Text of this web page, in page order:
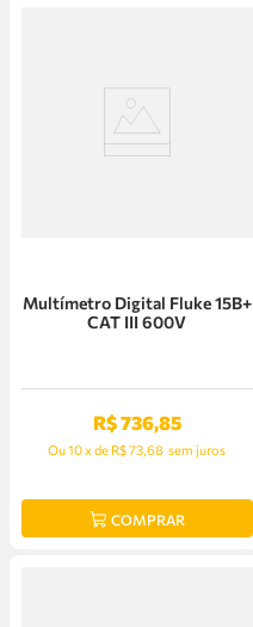
Multímetro Digital Fluke 15B+
CAT III 600V
R$736,85
Ou10xde R$ 73,68 sem juros
COMPRAR